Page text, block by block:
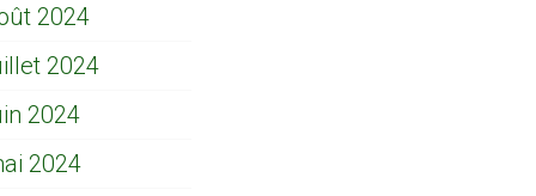
2024
2024
2024
2024